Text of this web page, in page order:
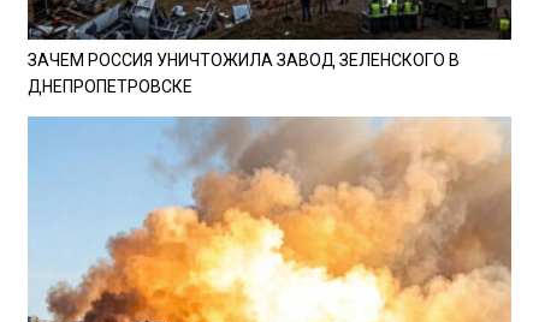
ЗАЧЕМ РОССИЯ УНИЧТОЖИЛА ЗАВОД ЗЕЛЕНСКОГО В
ДНЕПРОПЕТРОВСКЕ